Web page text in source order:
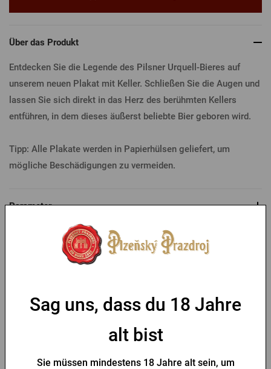
Über das Produkt
Entdecken Sie die Legende des Pilsner Urquell-Bieres auf
unserem neuen Plakat mit Keller. Schließen Sie die Augen und
lassen Sie sich direkt in das Herz des berühmten Kellers
entführen, in dem dieses äußerst beliebte Bier geboren wird.
Tipp: Alle Plakate werden in Papierhülsen geliefert, um
mögliche Beschädigungen zu vermeiden.
Parameter
Das könnte Sie interessieren
Sag uns, dass du 18 Jahre
alt bist
Sie müssen mindestens 18 Jahre alt sein, um